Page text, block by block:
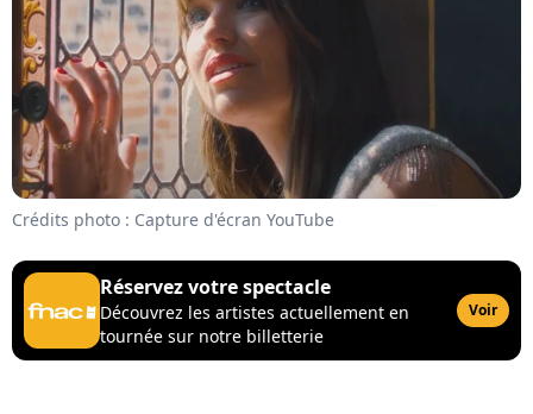
Crédits photo : Capture d'écran YouTube
Réservez votre spectacle
Découvrez les artistes actuellement en
tournée sur notre billetterie
Voir